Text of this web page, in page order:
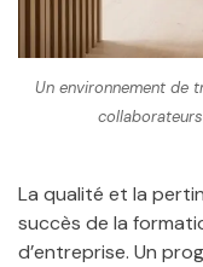
Un environnement de
collaborateurs
La qualité et la
succès de la
d’entreprise. Un